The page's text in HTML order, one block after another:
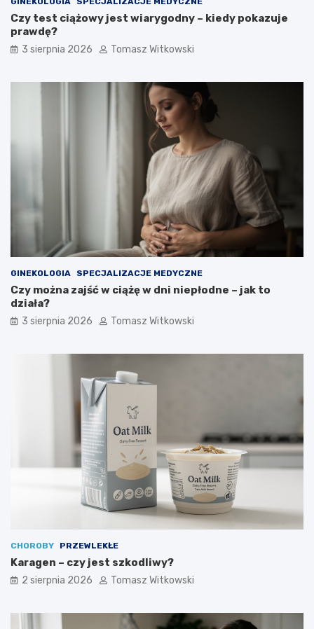
Czy test ciążowy jest wiarygodny – kiedy pokazuje
prawdę?
3 sierpnia 2026 Tomasz Witkowski
GINEKOLOGIA SPECJALIZACJE MEDYCZNE
Czy można zajść w ciążę w dni niepłodne – jak to
działa?
3 sierpnia 2026 Tomasz Witkowski
CHOROBY PRZEWLEKŁE
Karagen – czy jest szkodliwy?
2 sierpnia 2026 Tomasz Witkowski